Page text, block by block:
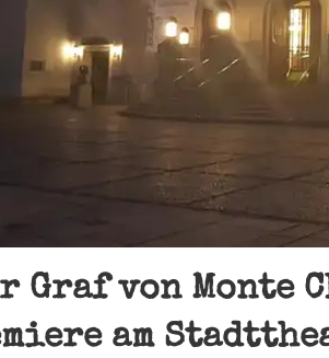
Graf von
am